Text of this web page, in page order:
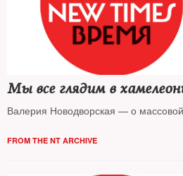
Мы все глядим в
Валерия Новодворская — о
FROM THE NT ARCHIVE